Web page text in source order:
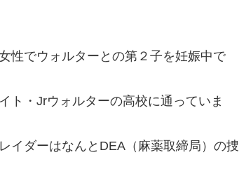
性でウォルターとの第２子を妊娠中で
ト・Jrウォルターの高校に通っていま
イダーはなんとDEA（麻薬取締局）の捜